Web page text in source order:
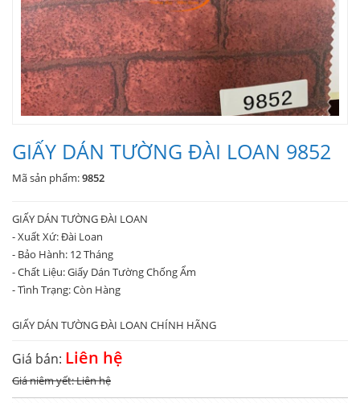
GIẤY DÁN TƯỜNG ĐÀI LOAN 9852
Mã sản phẩm:9852
GIẤY DÁN TƯỜNG ĐÀI LOAN
- Xuất Xứ: Đài Loan
- Bảo Hành: 12 Tháng
- Chất Liệu: Giấy Dán Tường Chống Ẩm
- Tình Trạng: Còn Hàng
GIẤY DÁN TƯỜNG ĐÀI LOAN CHÍNH HÃNG
Giá bán: Liên hệ
Giá niêm yết: Liên hệ